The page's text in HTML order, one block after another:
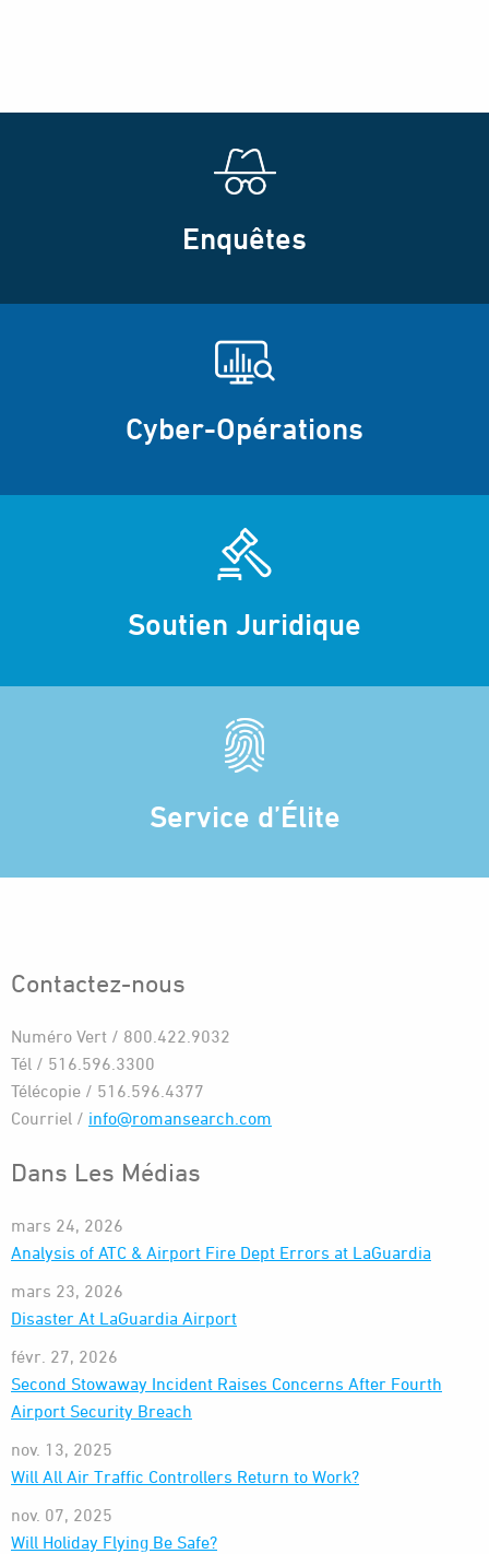
Enquêtes
Cyber-Opérations
Soutien Juridique
Service d’Élite
Contactez-nous
Numéro Vert / 800.422.9032
Tél / 516.596.3300
Télécopie / 516.596.4377
Courriel / info@romansearch.com
Dans Les Médias
mars 24, 2026
Analysis of ATC & Airport Fire Dept Errors at LaGuardia
mars 23, 2026
Disaster At LaGuardia Airport
févr. 27, 2026
Second Stowaway Incident Raises Concerns After Fourth
Airport Security Breach
nov. 13, 2025
Will All Air Traffic Controllers Return to Work?
nov. 07, 2025
Will Holiday Flying Be Safe?